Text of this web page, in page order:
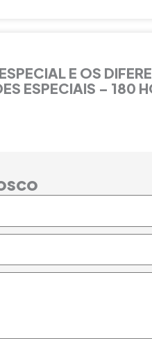
E OS
ESPECIAIS – 180